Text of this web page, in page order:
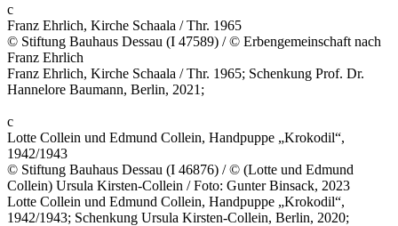
c
Franz Ehrlich, Kirche Schaala / Thr. 1965
© Stiftung Bauhaus Dessau (I 47589) / © Erbengemeinschaft nach
Franz Ehrlich
Franz Ehrlich, Kirche Schaala / Thr. 1965; Schenkung Prof. Dr.
Hannelore Baumann, Berlin, 2021;
c
Lotte Collein und Edmund Collein, Handpuppe „Krokodil“,
1942/1943
© Stiftung Bauhaus Dessau (I 46876) / © (Lotte und Edmund
Collein) Ursula Kirsten-Collein / Foto: Gunter Binsack, 2023
Lotte Collein und Edmund Collein, Handpuppe „Krokodil“,
1942/1943; Schenkung Ursula Kirsten-Collein, Berlin, 2020;